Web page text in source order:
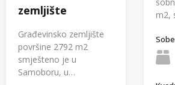
zemljište
Građevinsko zemljište
površine 2792 m2
smješteno je u
Samoboru, u…
m2,
Sobe